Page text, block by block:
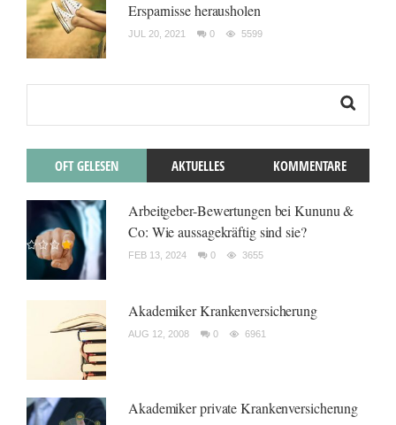
Ersparnisse herausholen
JUL 20, 2021 0 5599
OFT GELESEN AKTUELLES KOMMENTARE
Arbeitgeber-Bewertungen bei Kununu &
Co: Wie aussagekräftig sind sie?
FEB 13, 2024 0 3655
Akademiker Krankenversicherung
AUG 12, 2008 0 6961
Akademiker private Krankenversicherung